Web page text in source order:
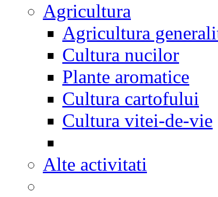
Agricultura
Agricultura
Cultura nucilor
Plante aromatice
Cultura cartofului
Cultura vitei-de-vie
Alte activitati